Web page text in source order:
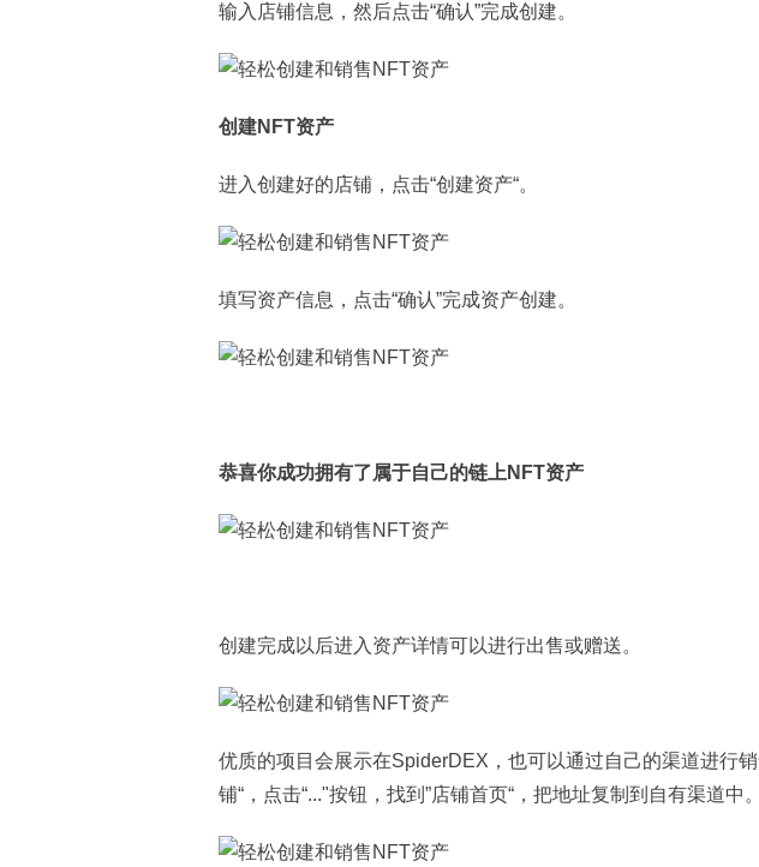
输入店铺信息，然后点击“确认”完成创建。
创建NFT资产
进入创建好的店铺，点击“创建资产“。
填写资产信息，点击“确认”完成资产创建。
恭喜你成功拥有了属于自己的链上NFT资产
创建完成以后进入资产详情可以进行出售或赠送。
优质的项目会展示在SpiderDEX，也可以通过自己的渠道进行
铺“，点击“..."按钮，找到”店铺首页“，把地址复制到自有渠道中。